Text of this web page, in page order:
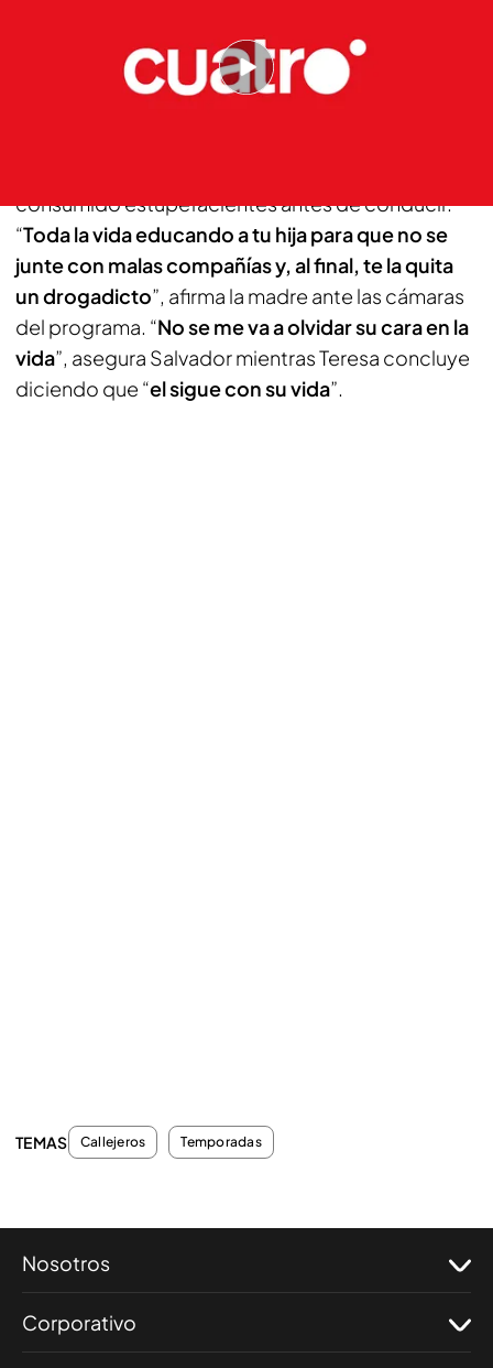
consumido estupefacientes antes de conducir.
“Toda la vida educando a tu hija para que no se
junte con malas compañías y, al final, te la quita
un drogadicto”, afirma la madre ante las cámaras
del programa. “No se me va a olvidar su cara en la
vida”, asegura Salvador mientras Teresa concluye
diciendo que “el sigue con su vida”.
TEMAS Callejeros Temporadas
Nosotros
Corporativo